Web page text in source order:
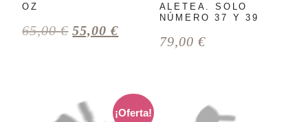
OZ
65,00€ 55,00€
ALETEA. SOLO
NÚMERO 37 Y 39
79,00 €
¡Oferta!